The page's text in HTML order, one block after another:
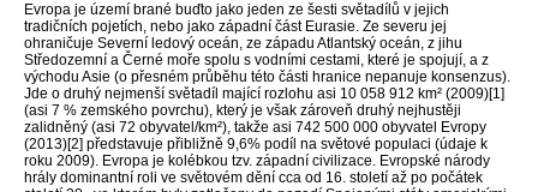
Evropa je území brané buďto jako jeden ze šesti světadílů v jejich
tradičních pojetích, nebo jako západní část Eurasie. Ze severu jej
ohraničuje Severní ledový oceán, ze západu Atlantský oceán, z jihu
Středozemní a Černé moře spolu s vodními cestami, které je spojují, a z
východu Asie (o přesném průběhu této části hranice nepanuje konsenzus).
Jde o druhý nejmenší světadíl mající rozlohu asi 10 058 912 km² (2009)[1]
(asi 7 % zemského povrchu), který je však zároveň druhý nejhustěji
zalidněný (asi 72 obyvatel/km²), takže asi 742 500 000 obyvatel Evropy
(2013)[2] představuje přibližně 9,6% podíl na světové populaci (údaje k
roku 2009). Evropa je kolébkou tzv. západní civilizace. Evropské národy
hrály dominantní roli ve světovém dění cca od 16. století až po počátek